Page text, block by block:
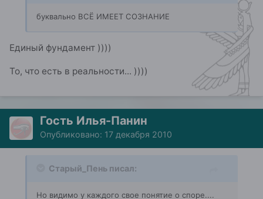
буквально ВСЁ ИМЕЕТ СОЗНАНИЕ
Единый фундамент ))))
То, что есть в реальности... ))))
Гость Илья-Панин
Опубликовано: 17 декабря 2010
Старый_Пень писал:
Но видимо у каждого свое понятие о споре....